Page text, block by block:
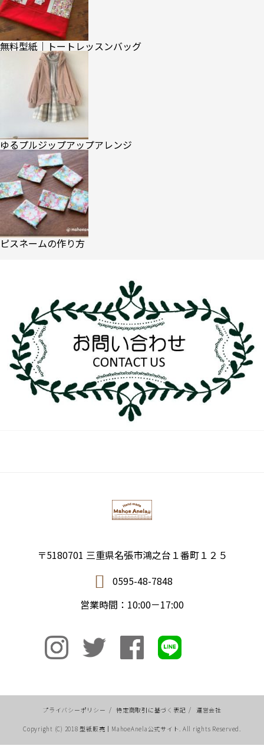
無料型紙｜トートレッスンバッグ
ゆるプルジップアップアレンジ
ピスネームの作り方
〒5180701 三重県名張市鴻之台１番町１２５
0595-48-7848
営業時間：10:00－17:00
プライバシーポリシー / 特定商取引に基づく表記 / 運営会社
Copyright (C) 2018 型紙販売｜MahoeAnela公式サイト. All rights Reserved.